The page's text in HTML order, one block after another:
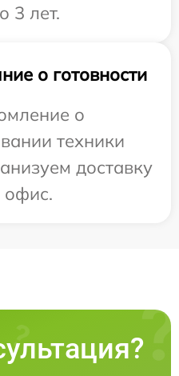
3 лет.
о готовности
о
техники
доставку
офис.